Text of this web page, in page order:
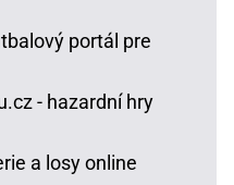
portál pre
- hazardní hry
a losy online